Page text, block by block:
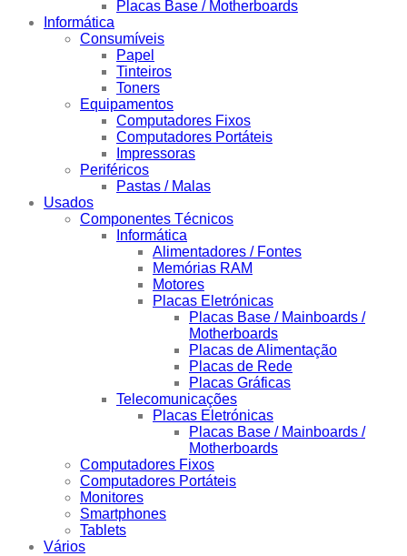
Placas Base / Motherboards
Informática
Consumíveis
Papel
Tinteiros
Toners
Equipamentos
Computadores Fixos
Computadores Portáteis
Impressoras
Periféricos
Pastas / Malas
Usados
Componentes Técnicos
Informática
Alimentadores / Fontes
Memórias RAM
Motores
Placas Eletrónicas
Placas Base / Mainboards /
Motherboards
Placas de Alimentação
Placas de Rede
Placas Gráficas
Telecomunicações
Placas Eletrónicas
Placas Base / Mainboards /
Motherboards
Computadores Fixos
Computadores Portáteis
Monitores
Smartphones
Tablets
Vários